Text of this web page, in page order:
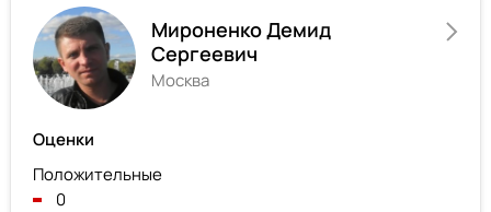
Мироненко Демид
Сергеевич
Москва
Оценки
Положительные
0